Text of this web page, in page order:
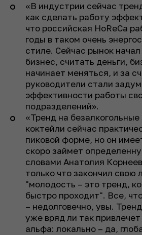
«В индустрии сейчас
как сделать работу
что российская HoReCa
годы в таком очень
стиле. Сейчас рынок
бизнес, считать деньги,
начинает меняться, и за
руководители стали
эффективности работы
подразделений».
«Тренд на
коктейли сейчас
пиковой форме, но он
скоро займет
словами Анатолия
только что закончил свою
"молодость – это тренд,
быстро проходит". Все,
– недолговечно, увы.
уже вряд ли так
альфа: локально – да,